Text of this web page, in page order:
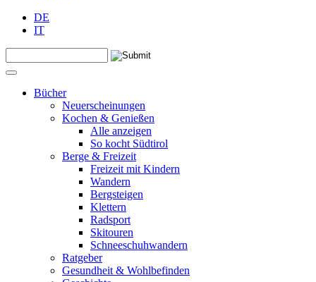
DE
IT
Suchformular
Bücher
Neuerscheinungen
Kochen & Genießen
Alle anzeigen
So kocht Südtirol
Berge & Freizeit
Freizeit mit Kindern
Wandern
Bergsteigen
Klettern
Radsport
Skitouren
Schneeschuhwandern
Ratgeber
Gesundheit & Wohlbefinden